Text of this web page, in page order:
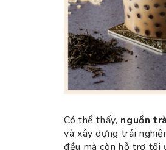
Có thể thấy, nguồn
và xây dựng trải
đều mà còn hỗ trợ tối